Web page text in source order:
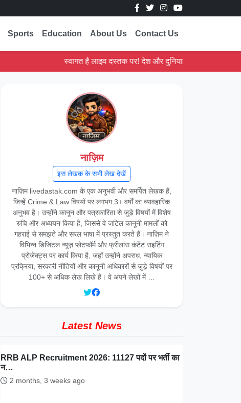
Sports Education About Us Contact Us
स्वागत है लाइव दस्तक पर! देश और दुनिया की ताज़ा ख़बरें पढ़ें।
नाज़िम
इस लेखक के सभी लेख देखें
नाज़िम livedastak.com के एक अनुभवी और समर्पित लेखक हैं,
जिन्हें Crime & Law विषयों पर लगभग 3+ वर्षों का व्यावहारिक
अनुभव है। उन्होंने कानून और पत्रकारिता से जुड़े विषयों में विशेष
रुचि और अध्ययन किया है, जिससे वे जटिल कानूनी मामलों को
गहराई से समझते और सरल भाषा में प्रस्तुत करते हैं। नाज़िम ने
विभिन्न डिजिटल न्यूज़ प्लेटफॉर्म और फ्रीलांस कंटेंट राइटिंग
प्रोजेक्ट्स पर कार्य किया है, जहाँ उन्होंने अपराध, न्यायिक
प्रक्रिया, सरकारी नीतियों और कानूनी अधिकारों से जुड़े विषयों पर
100+ से अधिक लेख लिखे हैं। वे अपने लेखों में …
Latest News
RRB ALP Recruitment 2026: 11127 पदों पर भर्ती का
न…
2 months, 3 weeks ago